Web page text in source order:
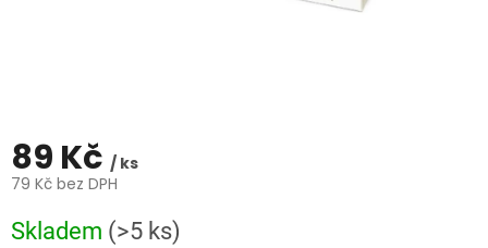
89 Kč / ks
79 Kč bez DPH
cena:
Skladem (>5 ks)